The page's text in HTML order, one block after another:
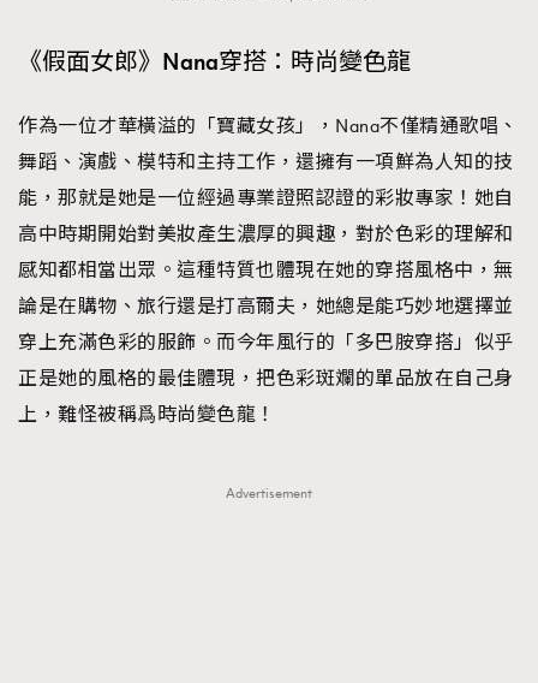
《假面女郎》Nana穿搭：時尚變色龍
作為一位才華橫溢的「寶藏女孩」，Nana不僅精通歌唱、
舞蹈、演戲、模特和主持工作，還擁有一項鮮為人知的技
能，那就是她是一位經過專業證照認證的彩妝專家！她自
高中時期開始對美妝產生濃厚的興趣，對於色彩的理解和
感知都相當出眾。這種特質也體現在她的穿搭風格中，無
論是在購物、旅行還是打高爾夫，她總是能巧妙地選擇並
穿上充滿色彩的服飾。而今年風行的「多巴胺穿搭」似乎
正是她的風格的最佳體現，把色彩斑斕的單品放在自己身
上，難怪被稱爲時尚變色龍！
Advertisement